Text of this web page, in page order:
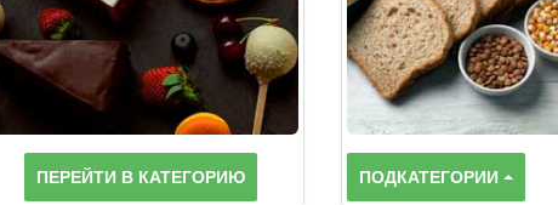
ПЕРЕЙТИ В КАТЕГОРИЮ ПОДКАТЕГОРИИ